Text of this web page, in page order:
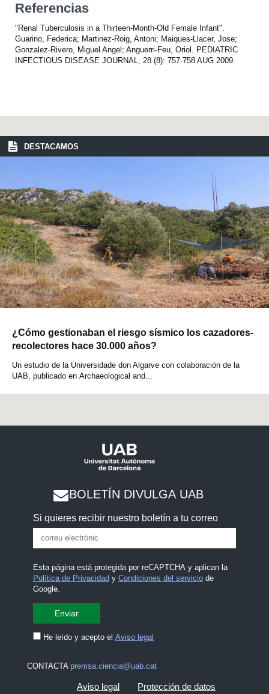
Referencias
"Renal Tuberculosis in a Thirteen-Month-Old Female Infant".
Guarino, Federica; Martinez-Roig, Antoni; Maiques-Llacer, Jose;
Gonzalez-Rivero, Miguel Angel; Anguerri-Feu, Oriol. PEDIATRIC
INFECTIOUS DISEASE JOURNAL, 28 (8): 757-758 AUG 2009.
DESTACAMOS
¿Cómo gestionaban el riesgo sísmico los cazadores-
recolectores hace 30.000 años?
Un estudio de la Universidade don Algarve con colaboración de la
UAB, publicado en Archaeological and...
BOLETÍN DIVULGA UAB
Si quieres recibir nuestro boletín a tu correo
Esta página está protegida por reCAPTCHA y aplican la
Política de Privacidad y Condiciones del serviciode
Google.
He leído y acepto el Aviso legal
CONTACTA premsa.ciencia@uab.cat
Aviso legal Protección de datos